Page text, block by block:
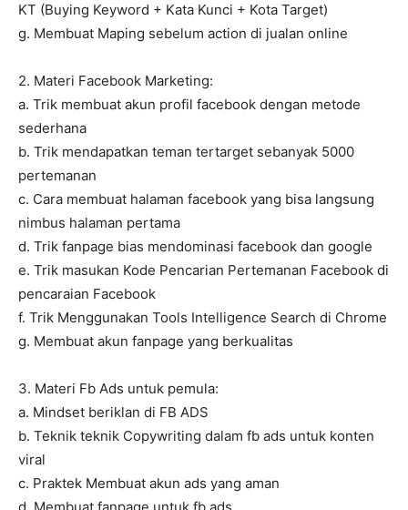
KT (Buying Keyword + Kata Kunci + Kota Target)
g. Membuat Maping sebelum action di jualan online
2. Materi Facebook Marketing:
a. Trik membuat akun profil facebook dengan metode
sederhana
b. Trik mendapatkan teman tertarget sebanyak 5000
pertemanan
c. Cara membuat halaman facebook yang bisa langsung
nimbus halaman pertama
d. Trik fanpage bias mendominasi facebook dan google
e. Trik masukan Kode Pencarian Pertemanan Facebook di
pencaraian Facebook
f. Trik Menggunakan Tools Intelligence Search di Chrome
g. Membuat akun fanpage yang berkualitas
3. Materi Fb Ads untuk pemula:
a. Mindset beriklan di FB ADS
b. Teknik teknik Copywriting dalam fb ads untuk konten
viral
c. Praktek Membuat akun ads yang aman